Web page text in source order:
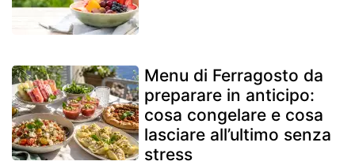
Menu di Ferragosto da
preparare in anticipo:
cosa congelare e cosa
lasciare all’ultimo senza
stress